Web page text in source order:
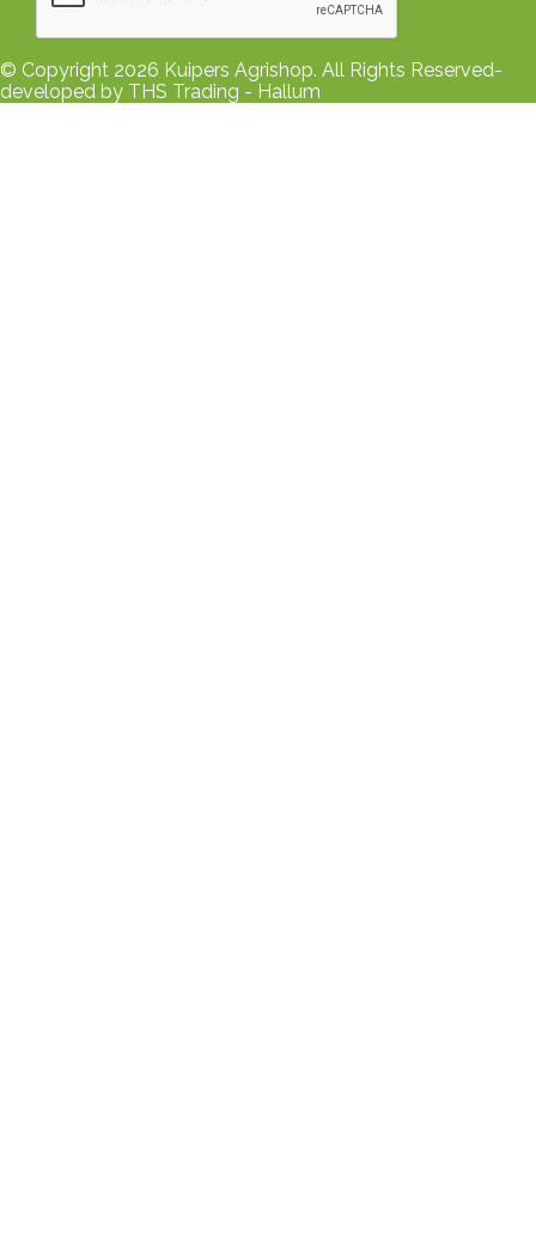
© Copyright 2026 Kuipers Agrishop. All Rights Reserved-
developed by THS Trading - Hallum